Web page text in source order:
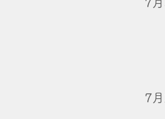
​7
​7